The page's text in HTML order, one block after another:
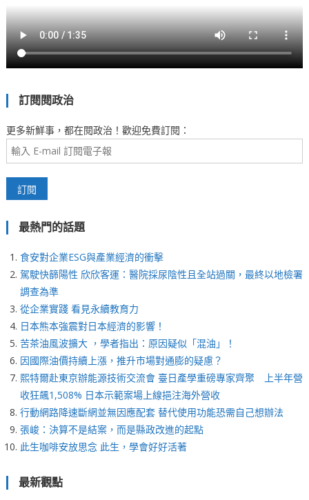
訂閱閱政治
更多新鮮事，都在閱政治！歡迎免費訂閱：
最熱門的話題
食安對企業ESG與產業經濟的衝擊
駕駛快篩陽性 欣欣客運：醫院採尿陰性且全站過關，最終以地檢署
調查為準
從企業實踐 看見永續教育力
日本熊本強震對日本經濟的影響！
苦茶油風波擴大 ，學者指出：原因疑似「混油」！
因國際油價持續上漲，推升市場對通膨的疑慮？
熙特爾赴東京辦能源技術交流會 臺日產學重磅專家齊聚 上半年營
收狂飆1,508% 日本示範案場上線挹注海外營收
行動網路降速斷網並無因應配套 替代使用功能恐需自己想辦法
張峻：決算不是結案，而是縣政改進的起點
此生咖啡安放思念 此生，學會好好活著
最新觀點